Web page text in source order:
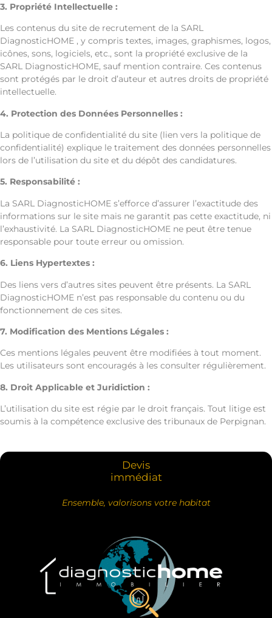
3. Propriété Intellectuelle :
Les contenus du site de recrutement de la SARL
DiagnosticHOME , y compris textes, images, graphismes, logos,
icônes, sons, logiciels, etc., sont la propriété exclusive de la
SARL DiagnosticHOME, sauf mention contraire. Ces contenus
sont protégés par le droit d’auteur et autres droits de propriété
intellectuelle.
4. Protection des Données Personnelles :
La politique de confidentialité du site (lien vers la politique de
confidentialité) explique le traitement des données personnelles
lors de l’utilisation du site et du dépôt des candidatures.
5. Responsabilité :
La SARL DiagnosticHOME s’efforce d’assurer l’exactitude des
informations sur le site mais ne garantit pas cette exactitude, ni
l’exhaustivité. La SARL DiagnosticHOME ne peut être tenue
responsable pour toute erreur ou omission.
6. Liens Hypertextes :
Des liens vers d’autres sites peuvent être présents. La SARL
DiagnosticHOME n’est pas responsable du contenu ou du
fonctionnement de ces sites.
7. Modification des Mentions Légales :
Ces mentions légales peuvent être modifiées à tout moment.
Les utilisateurs sont encouragés à les consulter régulièrement.
8. Droit Applicable et Juridiction :
L’utilisation du site est régie par le droit français. Tout litige est
soumis à la compétence exclusive des tribunaux de Perpignan.
Devis
immédiat
Ensemble, valorisons votre habitat